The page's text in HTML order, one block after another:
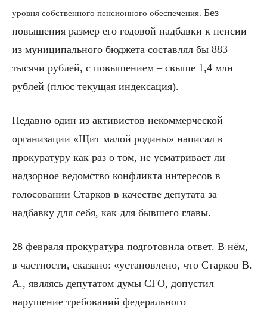
уровня собственного пенсионного обеспечения. Без
повышения размер его годовой надбавки к пенсии
из муниципального бюджета составлял бы 883
тысячи рублей, с повышением – свыше 1,4 млн
рублей (плюс текущая индексация).
Недавно один из активистов некоммерческой
организации «Щит малой родины» написал в
прокуратуру как раз о том, не усматривает ли
надзорное ведомство конфликта интересов в
голосовании Старков в качестве депутата за
надбавку для себя, как для бывшего главы.
28 февраля прокуратура подготовила ответ. В нём,
в частности, сказано: «установлено, что Старков В.
А., являясь депутатом думы СГО, допустил
нарушение требований федерального